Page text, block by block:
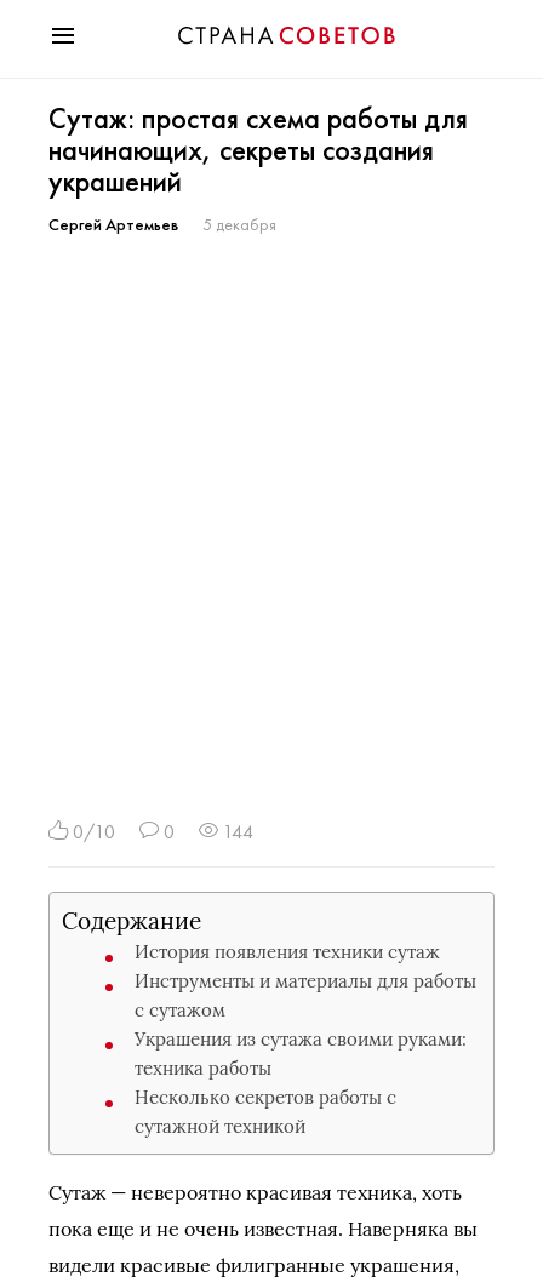
Мода
Звезды
Гороскопы
Здоровье
Сутаж: простая схема работы для
начинающих, секреты создания
украшений
Сергей Артемьев 5 декабря
0/10 0 144
Содержание
История появления техники сутаж
Инструменты и материалы для работы
с сутажом
Украшения из сутажа своими руками:
техника работы
Несколько секретов работы с
сутажной техникой
Сутаж — невероятно красивая техника, хоть
пока еще и не очень известная. Наверняка вы
видели красивые филигранные украшения,